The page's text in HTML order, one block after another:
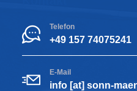
Telefon
+49 157 74075241
E-Mail
info [at] sonn-